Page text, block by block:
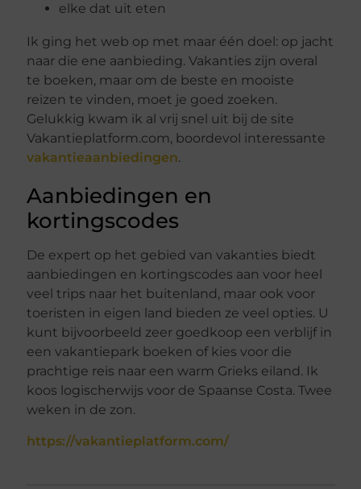
elke dat uit eten
Ik ging het web op met maar één doel: op jacht
naar die ene aanbieding. Vakanties zijn overal
te boeken, maar om de beste en mooiste
reizen te vinden, moet je goed zoeken.
Gelukkig kwam ik al vrij snel uit bij de site
Vakantieplatform.com, boordevol interessante
vakantieaanbiedingen.
Aanbiedingen en
kortingscodes
De expert op het gebied van vakanties biedt
aanbiedingen en kortingscodes aan voor heel
veel trips naar het buitenland, maar ook voor
toeristen in eigen land bieden ze veel opties. U
kunt bijvoorbeeld zeer goedkoop een verblijf in
een vakantiepark boeken of kies voor die
prachtige reis naar een warm Grieks eiland. Ik
koos logischerwijs voor de Spaanse Costa. Twee
weken in de zon.
https://vakantieplatform.com/